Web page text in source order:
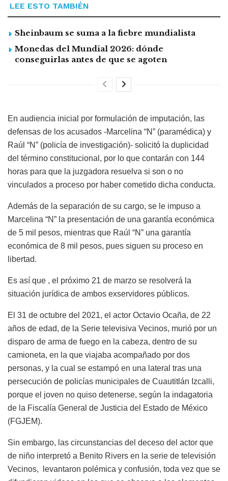
LEE ESTO TAMBIÉN
Sheinbaum se suma a la fiebre mundialista
Monedas del Mundial 2026: dónde
conseguirlas antes de que se agoten
En audiencia inicial por formulación de imputación, las
defensas de los acusados -Marcelina “N” (paramédica) y
Raúl “N” (policía de investigación)- solicitó la duplicidad
del término constitucional, por lo que contarán con 144
horas para que la juzgadora resuelva si son o no
vinculados a proceso por haber cometido dicha conducta.
Además de la separación de su cargo, se le impuso a
Marcelina “N” la presentación de una garantía económica
de 5 mil pesos, mientras que Raúl “N” una garantía
económica de 8 mil pesos, pues siguen su proceso en
libertad.
Es así que , el próximo 21 de marzo se resolverá la
situación jurídica de ambos exservidores públicos.
El 31 de octubre del 2021, el actor Octavio Ocaña, de 22
años de edad, de la Serie televisiva Vecinos, murió por un
disparo de arma de fuego en la cabeza, dentro de su
camioneta, en la que viajaba acompañado por dos
personas, y la cual se estampó en una lateral tras una
persecución de policías municipales de Cuautitlán Izcalli,
porque el joven no quiso detenerse, según la indagatoria
de la Fiscalía General de Justicia del Estado de México
(FGJEM).
Sin embargo, las circunstancias del deceso del actor que
de niño interpretó a Benito Rivers en la serie de televisión
Vecinos, levantaron polémica y confusión, toda vez que se